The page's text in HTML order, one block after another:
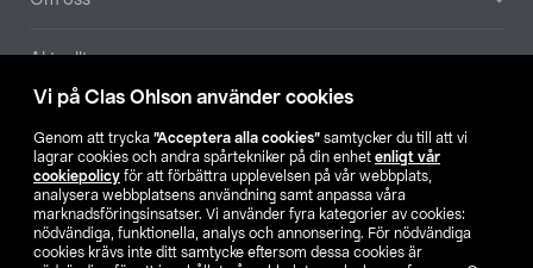
Vi på Clas Ohlson använder cookies
Genom att trycka ”Acceptera alla cookies” samtycker du till att vi
lagrar cookies och andra spårtekniker på din enhet enligt vår
cookiepolicy för att förbättra upplevelsen på vår webbplats,
analysera webbplatsens användning samt anpassa våra
marknadsföringsinsatser. Vi använder fyra kategorier av cookies:
nödvändiga, funktionella, analys och annonsering. För nödvändiga
cookies krävs inte ditt samtycke eftersom dessa cookies är
Aktuellt
Hitta butik
SE NO FI